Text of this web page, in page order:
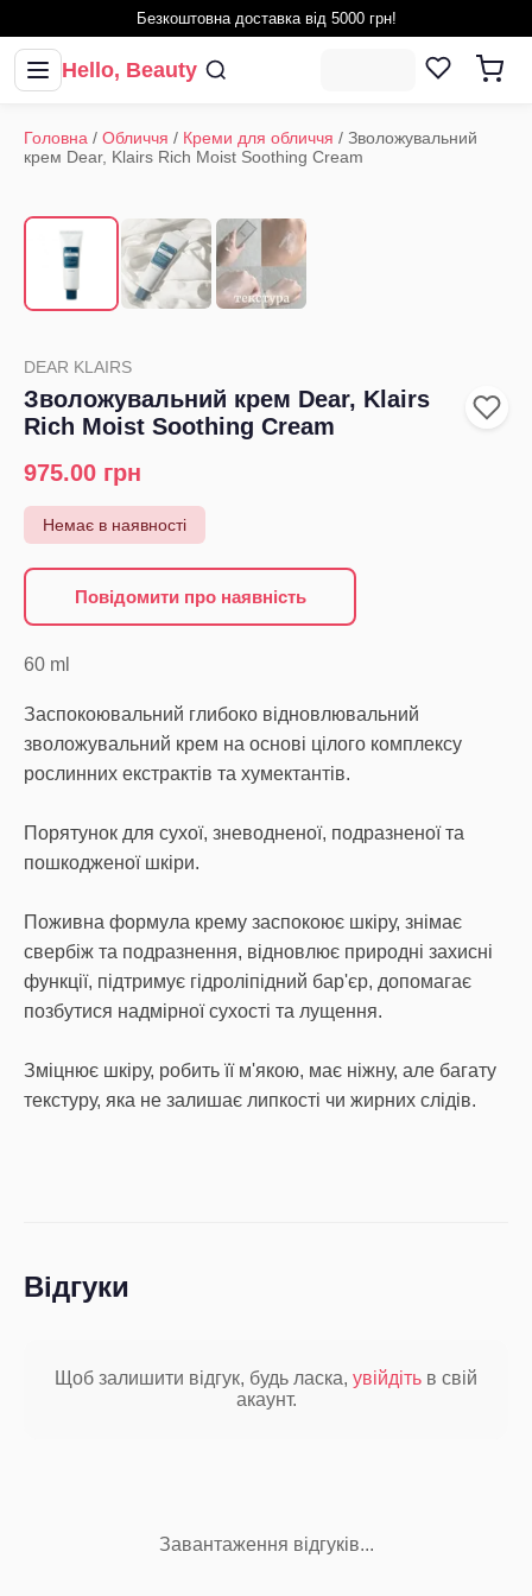
Безкоштовна доставка від 5000 грн!
Hello, Beauty
Головна / Обличчя / Креми для обличчя / Зволожувальний
крем Dear, Klairs Rich Moist Soothing Cream
DEAR KLAIRS
Зволожувальний крем Dear, Klairs
Rich Moist Soothing Cream
975.00 грн
Немає в наявності
Повідомити про наявність
60 ml
Заспокоювальний глибоко відновлювальний
зволожувальний крем на основі цілого комплексу
рослинних екстрактів та хумектантів.
Порятунок для сухої, зневодненої, подразненої та
пошкодженої шкіри.
Поживна формула крему заспокоює шкіру, знімає
свербіж та подразнення, відновлює природні захисні
функції, підтримує гідроліпідний бар'єр, допомагає
позбутися надмірної сухості та лущення.
Зміцнює шкіру, робить її м'якою, має ніжну, але багату
текстуру, яка не залишає липкості чи жирних слідів.
Відгуки
Щоб залишити відгук, будь ласка, увійдіть в свій
акаунт.
Завантаження відгуків...